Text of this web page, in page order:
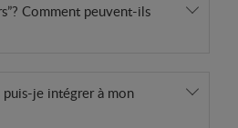
Comment peuvent-ils
je intégrer à mon